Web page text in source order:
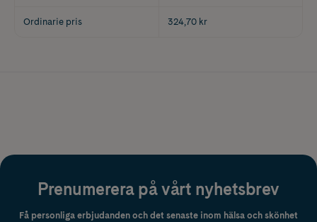
Ordinarie pris 324,70 kr
Prenumerera på vårt nyhetsbrev
Få personliga erbjudanden och det senaste inom hälsa och skönhet